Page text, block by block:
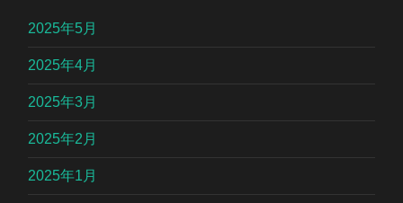
2025年5月
2025年4月
2025年3月
2025年2月
2025年1月